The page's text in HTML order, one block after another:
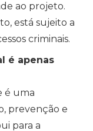
ao projeto.
está sujeito a
criminais.
é apenas
é uma
prevenção e
para a